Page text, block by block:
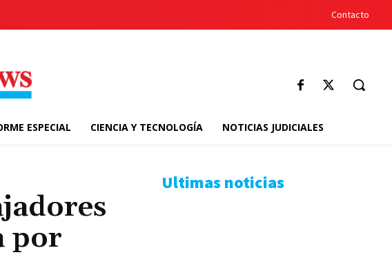
Contacto
ESPECIAL CIENCIA Y TECNOLOGÍA NOTICIAS JUDICIALES
por
Ultimas noticias